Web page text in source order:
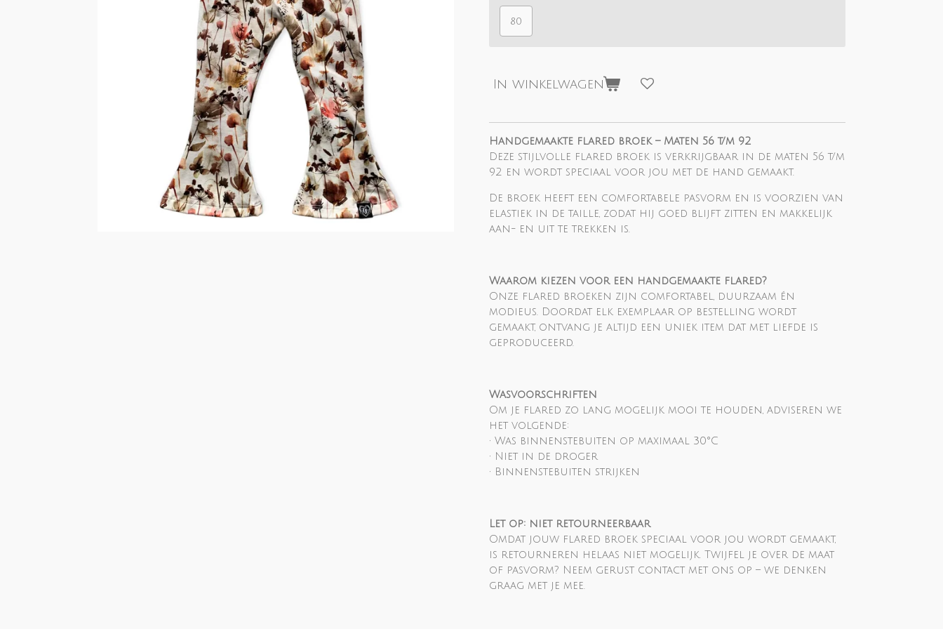
80
In winkelwagen
Handgemaakte flared broek – Maten 56 t/m 92
Deze stijlvolle flared broek is verkrijgbaar in de maten 56 t/m
92 en wordt speciaal voor jou met de hand gemaakt.
De broek heeft een comfortabele pasvorm en is voorzien van
elastiek in de taille, zodat hij goed blijft zitten en makkelijk
aan- en uit te trekken is.
Waarom kiezen voor een handgemaakte flared?
Onze flared broeken zijn comfortabel, duurzaam én
modieus. Doordat elk exemplaar op bestelling wordt
gemaakt, ontvang je altijd een uniek item dat met liefde is
geproduceerd.
Wasvoorschriften
Om je flared zo lang mogelijk mooi te houden, adviseren we
het volgende:
• Was binnenstebuiten op maximaal 30°C
• Niet in de droger
• Binnenstebuiten strijken
Let op: niet retourneerbaar
Omdat jouw flared broek speciaal voor jou wordt gemaakt,
is retourneren helaas niet mogelijk. Twijfel je over de maat
of pasvorm? Neem gerust contact met ons op – we denken
graag met je mee.